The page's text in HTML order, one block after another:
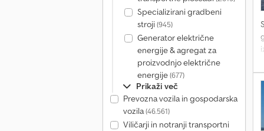
Specializirani gradbeni
stroji(945)
Generator električne
energije & agregat za
proizvodnjo električne
energije(677)
Prikaži več
Prevozna vozila in gospodarska
vozila(46.561)
Viličarji in notranji transportni